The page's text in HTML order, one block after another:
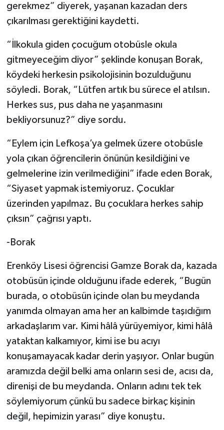
gerekmez” diyerek, yaşanan kazadan ders
çıkarılması gerektiğini kaydetti.
“İlkokula giden çocuğum otobüsle okula
gitmeyeceğim diyor” şeklinde konuşan Borak,
köydeki herkesin psikolojisinin bozulduğunu
söyledi. Borak, “Lütfen artık bu sürece el atılsın.
Herkes sus, pus daha ne yaşanmasını
bekliyorsunuz?” diye sordu.
“Eylem için Lefkoşa’ya gelmek üzere otobüsle
yola çıkan öğrencilerin önünün kesildiğini ve
gelmelerine izin verilmediğini” ifade eden Borak,
“Siyaset yapmak istemiyoruz. Çocuklar
üzerinden yapılmaz. Bu çocuklara herkes sahip
çıksın” çağrısı yaptı.
-Borak
Erenköy Lisesi öğrencisi Gamze Borak da, kazada
otobüsün içinde olduğunu ifade ederek, “Bugün
burada, o otobüsün içinde olan bu meydanda
yanımda olmayan ama her an kalbimde taşıdığım
arkadaşlarım var. Kimi hâlâ yürüyemiyor, kimi hâlâ
yataktan kalkamıyor, kimi ise bu acıyı
konuşamayacak kadar derin yaşıyor. Onlar bugün
aramızda değil belki ama onların sesi de, acısı da,
direnişi de bu meydanda. Onların adını tek tek
söylemiyorum çünkü bu sadece birkaç kişinin
değil, hepimizin yarası” diye konuştu.